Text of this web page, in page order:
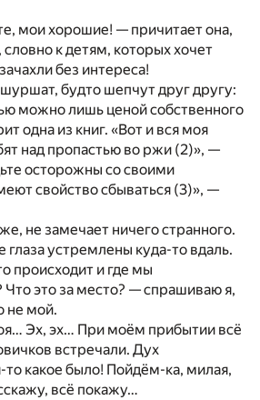
мои хорошие! — причитает она,
к детям, которых хочет
без интереса!
будто шепчут друг другу:
можно лишь ценой собственного
одна из книг. «Вот и вся моя
над пропастью во ржи (2)», —
осторожны со своими
свойство сбываться (3)», —
не замечает ничего странного.
глаза устремлены куда-то вдаль.
происходит и где мы
Что это за место? — спрашиваю я,
не мой.
Эх, эх… При моём прибытии всё
встречали. Дух
какое было! Пойдём-ка, милая,
всё покажу…